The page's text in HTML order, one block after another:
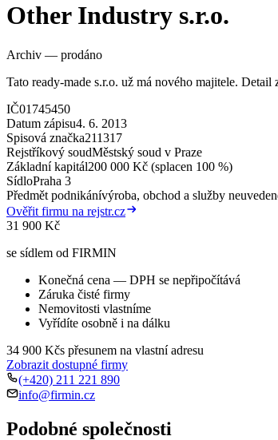
Other Industry s.r.o.
Archiv — prodáno
Tato ready-made s.r.o. už má nového majitele.
IČ01745450
Datum zápisu4. 6. 2013
Spisová značka211317
Rejstříkový soudMěstský soud v Praze
Základní kapitál200 000 Kč (splacen 100 %)
SídloPraha 3
Předmět podnikánívýroba, obchod a služby
Ověřit firmu na rejstr.cz
31 900 Kč
se sídlem od FIRMIN
Konečná cena — DPH se nepřipočítává
Záruka čisté firmy
Nemovitosti vlastníme
Vyřídíte osobně i na dálku
34 900 Kčs přesunem na vlastní adresu
Zobrazit dostupné firmy
(+420) 211 221 890
info@firmin.cz
Podobné společnosti